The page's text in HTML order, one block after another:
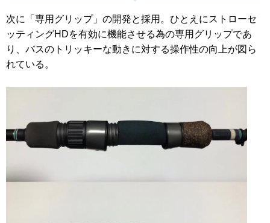
次に「専用グリップ」の開発と採用。ひとえにストローセ
ッティングHDを有効に機能させる為の専用グリップであ
り、バスのトリッキーな動きに対する操作性の向上が図ら
れている。